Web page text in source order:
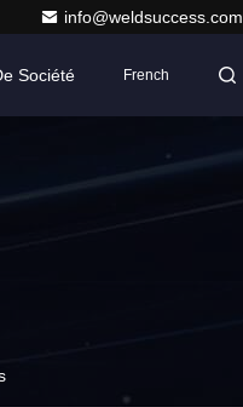
info@weldsuccess.com
Société French